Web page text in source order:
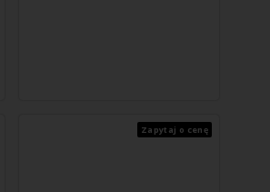
Zapytaj o cenę